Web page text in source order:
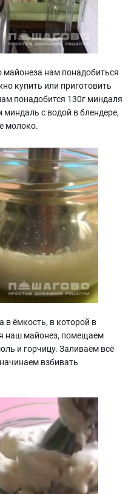
майонеза нам понадобиться
купить или приготовить
понадобится 130г миндаля
с водой в блендере,
молоко.
в ёмкость, в которой в
наш майонез, помещаем
и горчицу. Заливаем всё
взбивать